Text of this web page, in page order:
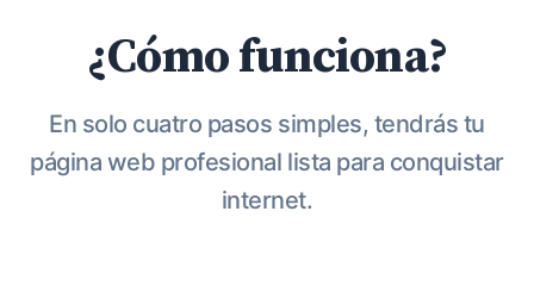
¿Cómo funciona?
En solo cuatro pasos simples, tendrás tu
página web profesional lista para conquistar
internet.